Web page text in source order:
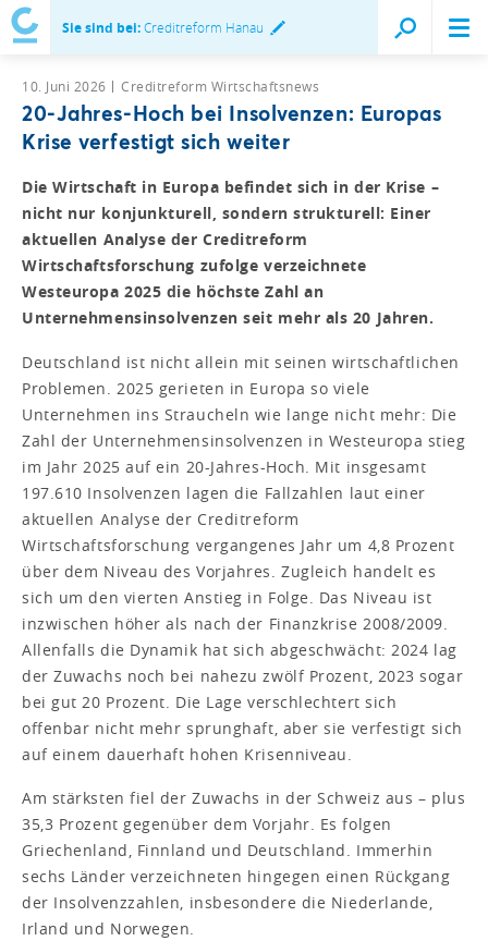
Sie sind bei:Creditreform Hanau
10. Juni 2026 Creditreform Wirtschaftsnews
20-Jahres-Hoch bei Insolvenzen: Europas
Krise verfestigt sich weiter
Die Wirtschaft in Europa befindet sich in der Krise –
nicht nur konjunkturell, sondern strukturell: Einer
aktuellen Analyse der Creditreform
Wirtschaftsforschung zufolge verzeichnete
Westeuropa 2025 die höchste Zahl an
Unternehmensinsolvenzen seit mehr als 20 Jahren.
Deutschland ist nicht allein mit seinen wirtschaftlichen
Problemen. 2025 gerieten in Europa so viele
Unternehmen ins Straucheln wie lange nicht mehr: Die
Zahl der Unternehmensinsolvenzen in Westeuropa stieg
im Jahr 2025 auf ein 20-Jahres-Hoch. Mit insgesamt
197.610 Insolvenzen lagen die Fallzahlen laut einer
aktuellen Analyse der Creditreform
Wirtschaftsforschung vergangenes Jahr um 4,8 Prozent
über dem Niveau des Vorjahres. Zugleich handelt es
sich um den vierten Anstieg in Folge. Das Niveau ist
inzwischen höher als nach der Finanzkrise 2008/2009.
Allenfalls die Dynamik hat sich abgeschwächt: 2024 lag
der Zuwachs noch bei nahezu zwölf Prozent, 2023 sogar
bei gut 20 Prozent. Die Lage verschlechtert sich
offenbar nicht mehr sprunghaft, aber sie verfestigt sich
auf einem dauerhaft hohen Krisenniveau.
Am stärksten fiel der Zuwachs in der Schweiz aus – plus
35,3 Prozent gegenüber dem Vorjahr. Es folgen
Griechenland, Finnland und Deutschland. Immerhin
sechs Länder verzeichneten hingegen einen Rückgang
der Insolvenzzahlen, insbesondere die Niederlande,
Irland und Norwegen.